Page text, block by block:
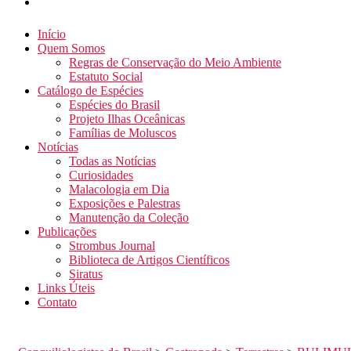
Início
Quem Somos
Regras de Conservação do Meio Ambiente
Estatuto Social
Catálogo de Espécies
Espécies do Brasil
Projeto Ilhas Oceânicas
Famílias de Moluscos
Notícias
Todas as Notícias
Curiosidades
Malacologia em Dia
Exposições e Palestras
Manutenção da Coleção
Publicações
Strombus Journal
Biblioteca de Artigos Científicos
Siratus
Links Úteis
Contato